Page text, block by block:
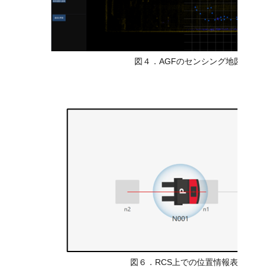
図４．AGFのセンシング地図
図６．RCS上での位置情報表示